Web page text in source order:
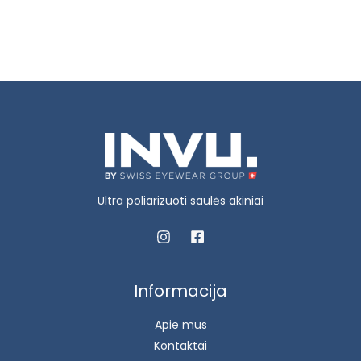
Ultra poliarizuoti saulės akiniai
Informacija
Apie mus
Kontaktai